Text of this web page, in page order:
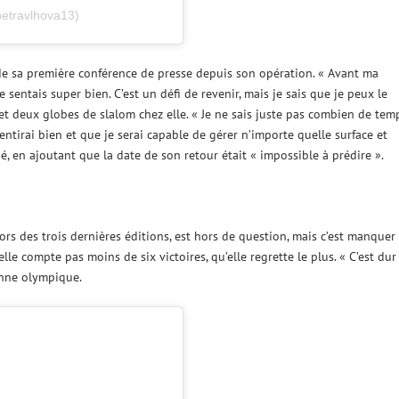
première conférence de presse depuis son opération. « Avant ma
super bien. C’est un défi de revenir, mais je sais que je peux le
globes de slalom chez elle. « Je ne sais juste pas combien de
bien et que je serai capable de gérer n’importe quelle surface et
en ajoutant que la date de son retour était « impossible à prédire ».
des trois dernières éditions, est hors de question, mais c’est manquer
compte pas moins de six victoires, qu’elle regrette le plus. « C’est dur
olympique.